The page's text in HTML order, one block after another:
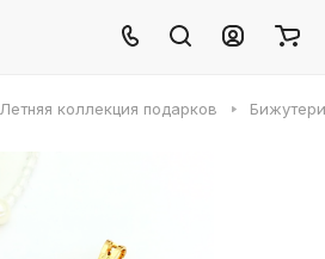
Летняя коллекция подарков